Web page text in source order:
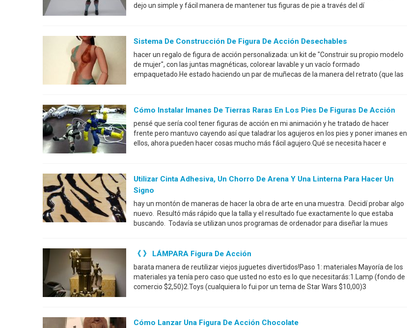
dejo un simple y fácil manera de mantener tus figuras de pie a través del dí
Sistema De Construcción De Figura De Acción Desechables
hacer un regalo de figura de acción personalizada: un kit de "Construir su propio modelo
de mujer", con las juntas magnéticas, colorear lavable y un vacío formado
empaquetado.He estado haciendo un par de muñecas de la manera del retrato (que las
Cómo Instalar Imanes De Tierras Raras En Los Pies De Figuras De Acción
pensé que sería cool tener figuras de acción en mi animación y he tratado de hacer
frente pero mantuvo cayendo así que taladrar los agujeros en los pies y poner imanes en
ellos, ahora pueden hacer cosas mucho más fácil agujero.Qué se necesita hacer e
Utilizar Cinta Adhesiva, Un Chorro De Arena Y Una Linterna Para Hacer Un
Signo
hay un montón de maneras de hacer la obra de arte en una muestra. Decidí probar algo
nuevo. Resultó más rápido que la talla y el resultado fue exactamente lo que estaba
buscando. Todavía se utilizan unos programas de ordenador para diseñar la mues
《 》 LÁMPARA Figura De Acción
barata manera de reutilizar viejos juguetes divertidos!Paso 1: materiales Mayoría de los
materiales ya tenía pero caso que usted no esto es lo que necesitarás:1.Lamp (fondo de
comercio $2,50)2.Toys (cualquiera lo fui por un tema de Star Wars $10,00)3
Cómo Lanzar Una Figura De Acción Chocolate